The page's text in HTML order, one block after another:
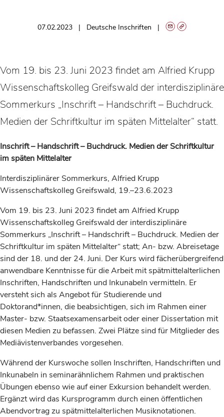
07.02.2023 Deutsche Inschriften
Vom 19. bis 23. Juni 2023 findet am Alfried Krupp
Wissenschaftskolleg Greifswald der interdisziplinäre
Sommerkurs „Inschrift – Handschrift – Buchdruck.
Medien der Schriftkultur im späten Mittelalter“ statt.
Inschrift – Handschrift – Buchdruck. Medien der Schriftkultur
im späten Mittelalter
Interdisziplinärer Sommerkurs, Alfried Krupp
Wissenschaftskolleg Greifswald, 19.–23.6.2023
Vom 19. bis 23. Juni 2023 findet am Alfried Krupp
Wissenschaftskolleg Greifswald der interdisziplinäre
Sommerkurs „Inschrift – Handschrift – Buchdruck. Medien der
Schriftkultur im späten Mittelalter“ statt; An- bzw. Abreisetage
sind der 18. und der 24. Juni. Der Kurs wird fächerübergreifend
anwendbare Kenntnisse für die Arbeit mit spätmittelalterlichen
Inschriften, Handschriften und Inkunabeln vermitteln. Er
versteht sich als Angebot für Studierende und
Doktorand*innen, die beabsichtigen, sich im Rahmen einer
Master- bzw. Staatsexamensarbeit oder einer Dissertation mit
diesen Medien zu befassen. Zwei Plätze sind für Mitglieder des
Mediävistenverbandes vorgesehen.
Während der Kurswoche sollen Inschriften, Handschriften und
Inkunabeln in seminarähnlichem Rahmen und praktischen
Übungen ebenso wie auf einer Exkursion behandelt werden.
Ergänzt wird das Kursprogramm durch einen öffentlichen
Abendvortrag zu spätmittelalterlichen Musiknotationen.